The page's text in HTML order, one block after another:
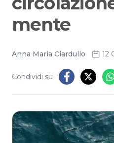
mente
Anna Maria Ciardullo 12
Condividi su